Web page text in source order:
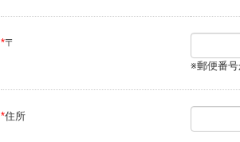
*〒
※郵便番
*住所